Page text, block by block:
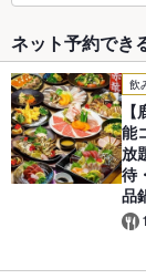
ネット予約でき
飲
能
放
待
品